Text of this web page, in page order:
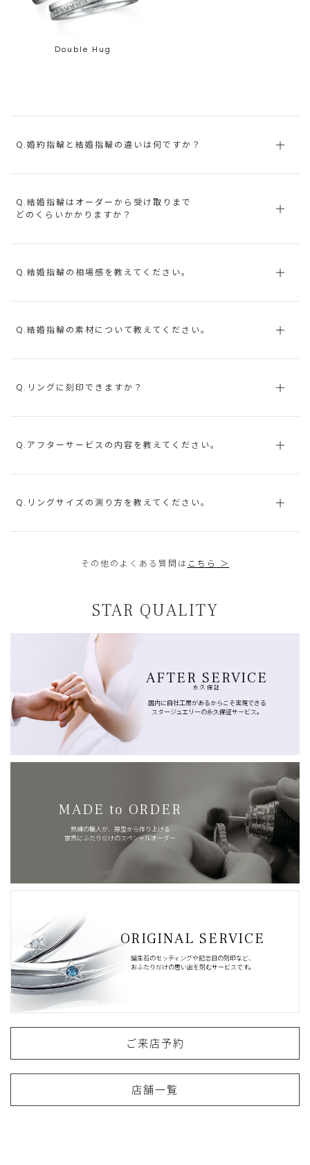
Double Hug
Q.婚約指輪と結婚指輪の違いは何ですか？
Q.結婚指輪はオーダーから受け取りまで
どのくらいかかりますか？
Q.結婚指輪の相場感を教えてください。
Q.結婚指輪の素材について教えてください。
Q.リングに刻印できますか？
Q.アフターサービスの内容を教えてください。
Q.リングサイズの測り方を教えてください。
その他のよくある質問は こちら ＞
STAR QUALITY
AFTER SERVICE
永久保証
国内に自社工房があるからこそ実現できる
スタージュエリーの永久保証サービス。
MADE to ORDER
熟練の職人が、原型から作り上げる
世界にふたりだけのスペシャルオーダー
ORIGINAL SERVICE
誕生石のセッティングや記念日の刻印など、
おふたりだけの思い出を刻むサービスです。
ご来店予約
店舗一覧